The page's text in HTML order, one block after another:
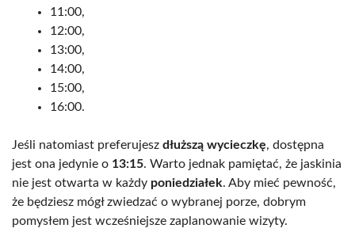
11:00,
12:00,
13:00,
14:00,
15:00,
16:00.
Jeśli natomiast preferujesz dłuższą wycieczkę, dostępna
jest ona jedynie o 13:15. Warto jednak pamiętać, że jaskinia
nie jest otwarta w każdy poniedziałek. Aby mieć pewność,
że będziesz mógł zwiedzać o wybranej porze, dobrym
pomysłem jest wcześniejsze zaplanowanie wizyty.